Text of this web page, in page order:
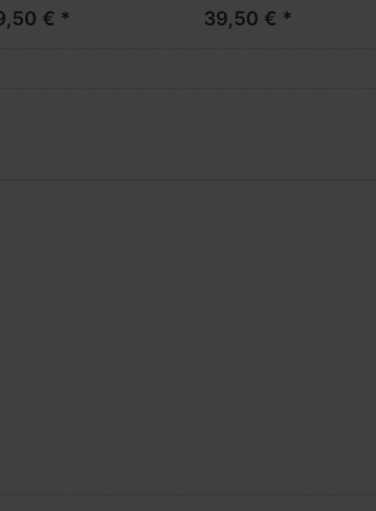
€ *
***Neuheiten
39,50 € *